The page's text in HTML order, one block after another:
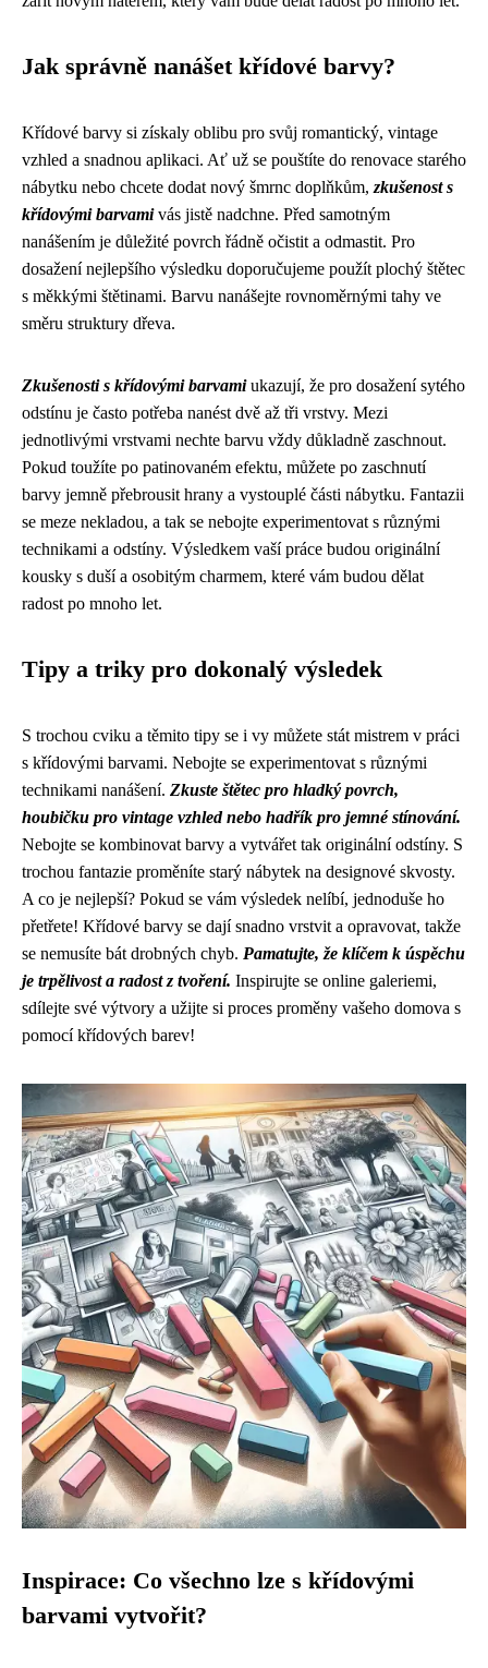
Jak správně nanášet křídové barvy?
Křídové barvy si získaly oblibu pro svůj romantický, vintage
vzhled a snadnou aplikaci. Ať už se pouštíte do renovace starého
nábytku nebo chcete dodat nový šmrnc doplňkům, zkušenost s
křídovými barvamivás jistě nadchne. Před samotným
nanášením je důležité povrch řádně očistit a odmastit. Pro
dosažení nejlepšího výsledku doporučujeme použít plochý štětec
s měkkými štětinami. Barvu nanášejte rovnoměrnými tahy ve
směru struktury dřeva.
Zkušenosti s křídovými barvamiukazují, že pro dosažení sytého
odstínu je často potřeba nanést dvě až tři vrstvy. Mezi
jednotlivými vrstvami nechte barvu vždy důkladně zaschnout.
Pokud toužíte po patinovaném efektu, můžete po zaschnutí
barvy jemně přebrousit hrany a vystouplé části nábytku. Fantazii
se meze nekladou, a tak se nebojte experimentovat s různými
technikami a odstíny. Výsledkem vaší práce budou originální
kousky s duší a osobitým charmem, které vám budou dělat
radost po mnoho let.
Tipy a triky pro dokonalý výsledek
S trochou cviku a těmito tipy se i vy můžete stát mistrem v práci
s křídovými barvami. Nebojte se experimentovat s různými
technikami nanášení. Zkuste štětec pro hladký povrch,
houbičku pro vintage vzhled nebo hadřík pro jemné stínování.
Nebojte se kombinovat barvy a vytvářet tak originální odstíny. S
trochou fantazie proměníte starý nábytek na designové skvosty.
A co je nejlepší? Pokud se vám výsledek nelíbí, jednoduše ho
přetřete! Křídové barvy se dají snadno vrstvit a opravovat, takže
se nemusíte bát drobných chyb. Pamatujte, že klíčem k úspěchu
je trpělivost a radost z tvoření. Inspirujte se online galeriemi,
sdílejte své výtvory a užijte si proces proměny vašeho domova s
pomocí křídových barev!
Inspirace: Co všechno lze s křídovými
barvami vytvořit?